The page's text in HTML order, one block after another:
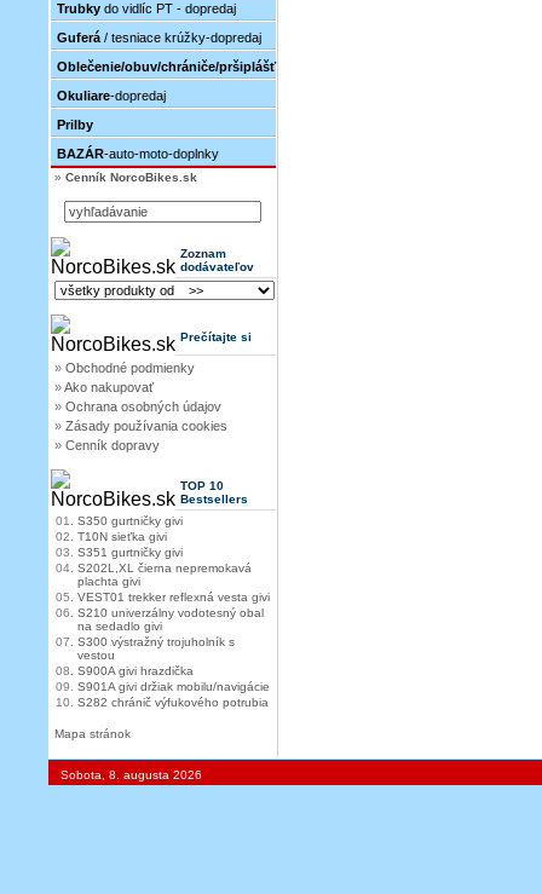
Trubky do vidlíc PT - dopredaj
Guferá / tesniace krúžky-dopredaj
Oblečenie/obuv/chrániče/pršiplášť
Okuliare-dopredaj
Prilby
BAZÁR-auto-moto-doplnky
» Cenník NorcoBikes.sk
Zoznam
dodávateľov
Prečítajte si
» Obchodné podmienky
»Ako nakupovať
» Ochrana osobných údajov
» Zásady používania cookies
» Cenník dopravy
TOP 10
Bestsellers
01.
S350 gurtničky givi
02.
T10N sieťka givi
03.
S351 gurtničky givi
04. S202L,XL čierna nepremokavá
plachta givi
05.
VEST01 trekker reflexná vesta givi
06.
S210 univerzálny vodotesný obal
na sedadlo givi
07.
S300 výstražný trojuholník s
vestou
08.
S900A givi hrazdička
09.
S901A givi držiak mobilu/navigácie
10.
S282 chránič výfukového potrubia
Mapa stránok
Sobota, 8. augusta 2026